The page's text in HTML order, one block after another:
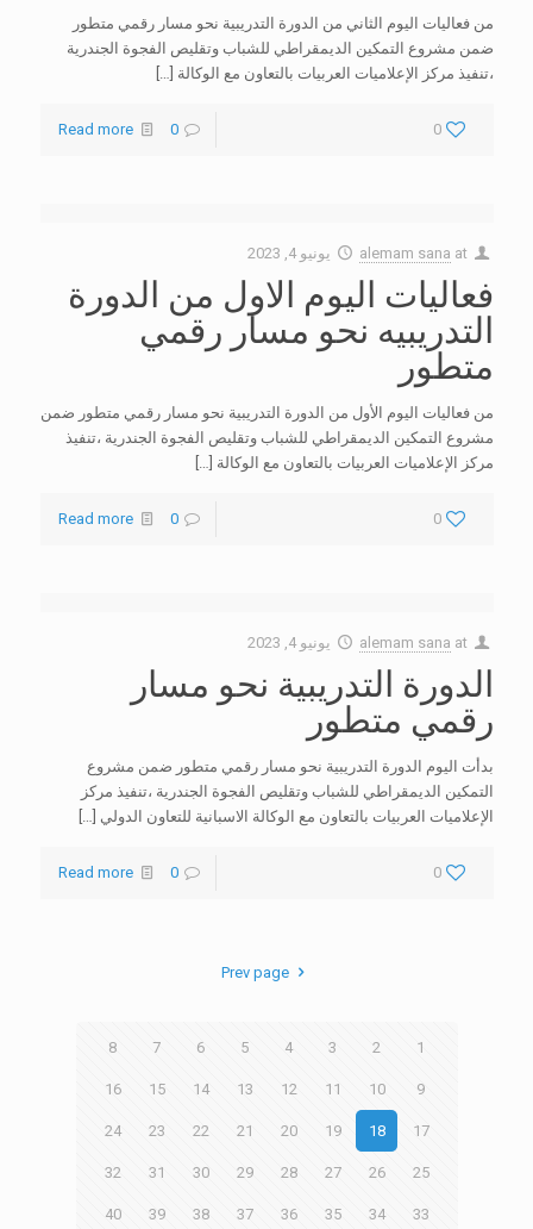
من فعاليات اليوم الثاني من الدورة التدريبية نحو مسار رقمي متطور
ضمن مشروع التمكين الديمقراطي للشباب وتقليص الفجوة الجندرية
،تنفيذ مركز الإعلاميات العربيات بالتعاون مع الوكالة […]
0
0
Read more
alemam sana at يونيو 4, 2023
فعاليات اليوم الاول من الدورة
التدريبيه نحو مسار رقمي
متطور
من فعاليات اليوم الأول من الدورة التدريبية نحو مسار رقمي متطور ضمن
مشروع التمكين الديمقراطي للشباب وتقليص الفجوة الجندرية ،تنفيذ
مركز الإعلاميات العربيات بالتعاون مع الوكالة […]
0
0
Read more
alemam sana at يونيو 4, 2023
الدورة التدريبية نحو مسار
رقمي متطور
بدأت اليوم الدورة التدريبية نحو مسار رقمي متطور ضمن مشروع
التمكين الديمقراطي للشباب وتقليص الفجوة الجندرية ،تنفيذ مركز
الإعلاميات العربيات بالتعاون مع الوكالة الاسبانية للتعاون الدولي […]
0
0
Read more
Prev page
1
2
3
4
5
6
7
8
9
10
11
12
13
14
15
16
17
18
19
20
21
22
23
24
25
26
27
28
29
30
31
32
33
34
35
36
37
38
39
40